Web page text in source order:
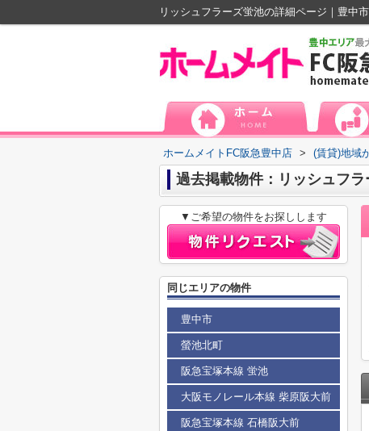
リッシュフラーズ蛍池の詳細ページ｜豊中
ホームメイトFC阪急豊中店 > (賃貸)地域
過去掲載物件：リッシュフラ
▼ご希望の物件をお探しします
同じエリアの物件
豊中市
螢池北町
阪急宝塚本線 蛍池
大阪モノレール本線 柴原阪大前
阪急宝塚本線 石橋阪大前